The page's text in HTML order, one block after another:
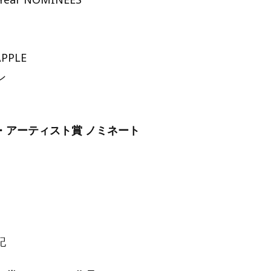
アーティスト賞 ノミネート